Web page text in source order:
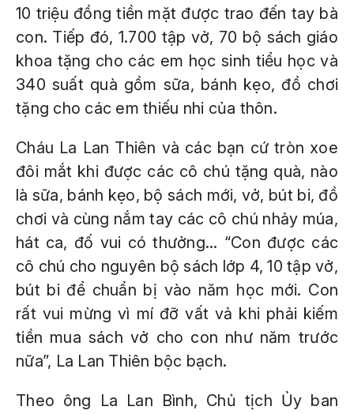
10 triệu đồng tiền mặt được trao đến tay bà
con. Tiếp đó, 1.700 tập vở, 70 bộ sách giáo
khoa tặng cho các em học sinh tiểu học và
340 suất quà gồm sữa, bánh kẹo, đồ chơi
tặng cho các em thiếu nhi của thôn.
Cháu La Lan Thiên và các bạn cứ tròn xoe
đôi mắt khi được các cô chú tặng quà, nào
là sữa, bánh kẹo, bộ sách mới, vở, bút bi, đồ
chơi và cùng nắm tay các cô chú nhảy múa,
hát ca, đố vui có thưởng... “Con được các
cô chú cho nguyên bộ sách lớp 4, 10 tập vở,
bút bi để chuẩn bị vào năm học mới. Con
rất vui mừng vì mí đỡ vất vả khi phải kiếm
tiền mua sách vở cho con như năm trước
nữa”, La Lan Thiên bộc bạch.
Theo ông La Lan Bình, Chủ tịch Ủy ban